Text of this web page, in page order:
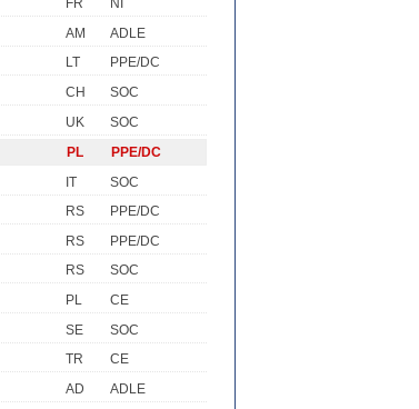
FR
NI
AM
ADLE
LT
PPE/DC
CH
SOC
UK
SOC
PL
PPE/DC
IT
SOC
RS
PPE/DC
RS
PPE/DC
RS
SOC
PL
CE
SE
SOC
TR
CE
AD
ADLE